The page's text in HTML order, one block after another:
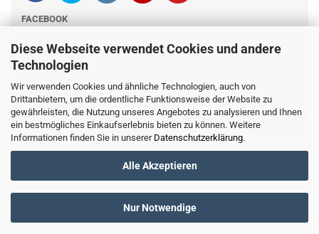
Diese Webseite verwendet Cookies und andere
Technologien
Wir verwenden Cookies und ähnliche Technologien, auch von
Drittanbietern, um die ordentliche Funktionsweise der Website zu
gewährleisten, die Nutzung unseres Angebotes zu analysieren und Ihnen
ein bestmögliches Einkaufserlebnis bieten zu können. Weitere
Informationen finden Sie in unserer Datenschutzerklärung.
Alle Akzeptieren
Nur Notwendige
FACEBOOK
Copyright © 2016-2025Likernow.de. Alle Rechte vorbehalten.
Preisangaben inkl. gesetzl. MwSt. und zzgl. der gewähltenServiceleistung